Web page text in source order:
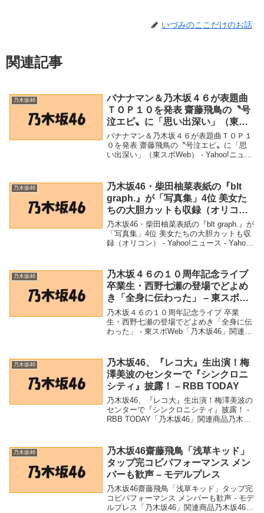
いづみのここだけのお話
関連記事
乃木坂46
バナナマン＆乃木坂４６が表題曲
ＴＯＰ１０を発表 齋藤飛鳥の〝号
泣エピ〟に「思い出深い」（東ス
ポWeb） – Yahoo!ニュース –
Yahoo!ニュース
バナナマン＆乃木坂４６が表題曲ＴＯＰ１
０を発表 齋藤飛鳥の〝号泣エピ〟に「思
い出深い」（東スポWeb） - Yahoo!ニュー
０を発表 齋藤飛鳥の〝号泣...
乃木坂46
乃木坂46・柴田柚菜表紙の『blt
graph.』が「写真集」4位 美女た
ちの大胆カットも収録（オリコ
ン） – Yahoo!ニュース – Yahoo!
ニュース
乃木坂46・柴田柚菜表紙の『blt graph.』が
「写真集」4位 美女たちの大胆カットも収
録（オリコン） - Yahoo!ニュース - Yahoo!
乃木坂46
乃木坂４６の１０周年記念ライブ
卒業生・西野七瀬の登場でどよめ
き「全身に伝わった」 – 東スポ
Web
乃木坂４６の１０周年記念ライブ 卒業
生・西野七瀬の登場でどよめき「全身に伝
わった」 - 東スポWeb「乃木坂46」関連商
わった」 - 東スポWeb 乃木坂４６の１０...
乃木坂46
乃木坂46、『レコ大』生出演！梅
澤美波のセンターで『シンクロニ
シティ』披露！ – RBB TODAY
乃木坂46、『レコ大』生出演！梅澤美波の
センターで『シンクロニシティ』披露！ -
RBB TODAY「乃木坂46」関連商品乃木坂
TODAY 乃木坂46、『レ...
乃木坂46
乃木坂46齋藤飛鳥「浅草キッド」
タップ完コピパフォーマンス メン
バーも歓声 – モデルプレス
乃木坂46齋藤飛鳥「浅草キッド」タップ完
コピパフォーマンス メンバーも歓声 - モデ
ルプレス「乃木坂46」関連商品乃木坂46齋